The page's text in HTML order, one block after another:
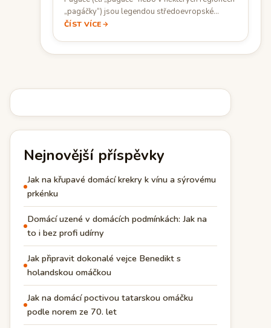
„pagáčky“) jsou legendou středoevropské
kuchyně, obzvláště populární…
ČÍST VÍCE
Nejnovější příspěvky
Jak na křupavé domácí krekry k vínu a sýrovému
prkénku
Domácí uzené v domácích podmínkách: Jak na
to i bez profi udírny
Jak připravit dokonalé vejce Benedikt s
holandskou omáčkou
Jak na domácí poctivou tatarskou omáčku
podle norem ze 70. let